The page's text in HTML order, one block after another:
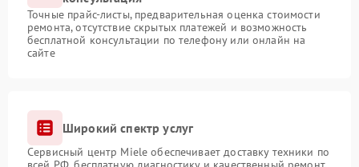
Точные прайс-листы, предварительная оценка стоимости
ремонта, отсутствие скрытых платежей и возможность
бесплатной консультации по телефону или онлайн на
сайте
Широкий спектр услуг
Сервисный центр Miele обеспечивает доставку техники по